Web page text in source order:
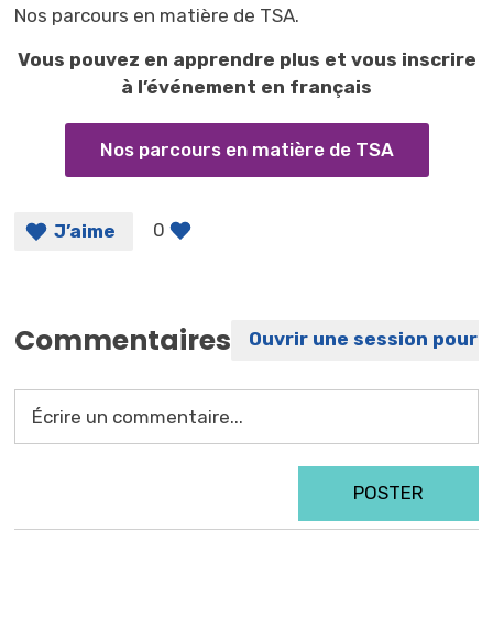
Nos parcours en matière de TSA.
Vous pouvez en apprendre plus et vous inscrire
à l’événement en français
Nos parcours en matière de TSA
J’aime 0
Commentaires Ouvrir une session pour
POSTER